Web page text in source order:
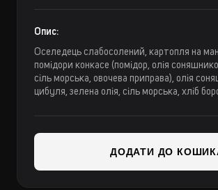
Опис:
Оселедець слабосолений, картопля на
помідори конкасе (помідор, олія
сіль морська, овочева приправа), олія
цибуля, зелена олія, сіль морська, хліб
ДОДАТИ ДО